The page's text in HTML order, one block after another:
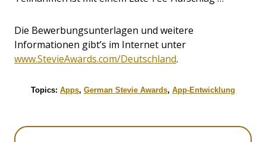
Die Bewerbungsunterlagen und weitere
Informationen gibt’s im Internet unter
www.StevieAwards.com/Deutschland.
Topics: Apps, German Stevie Awards, App-Entwicklung